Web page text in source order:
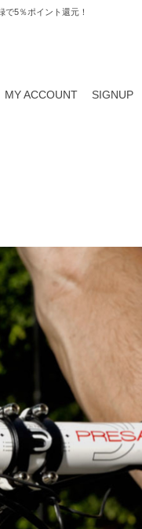
5％ポイント還元！
MY ACCOUNT SIGNUP